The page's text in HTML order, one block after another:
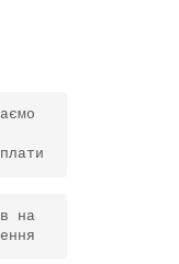
на